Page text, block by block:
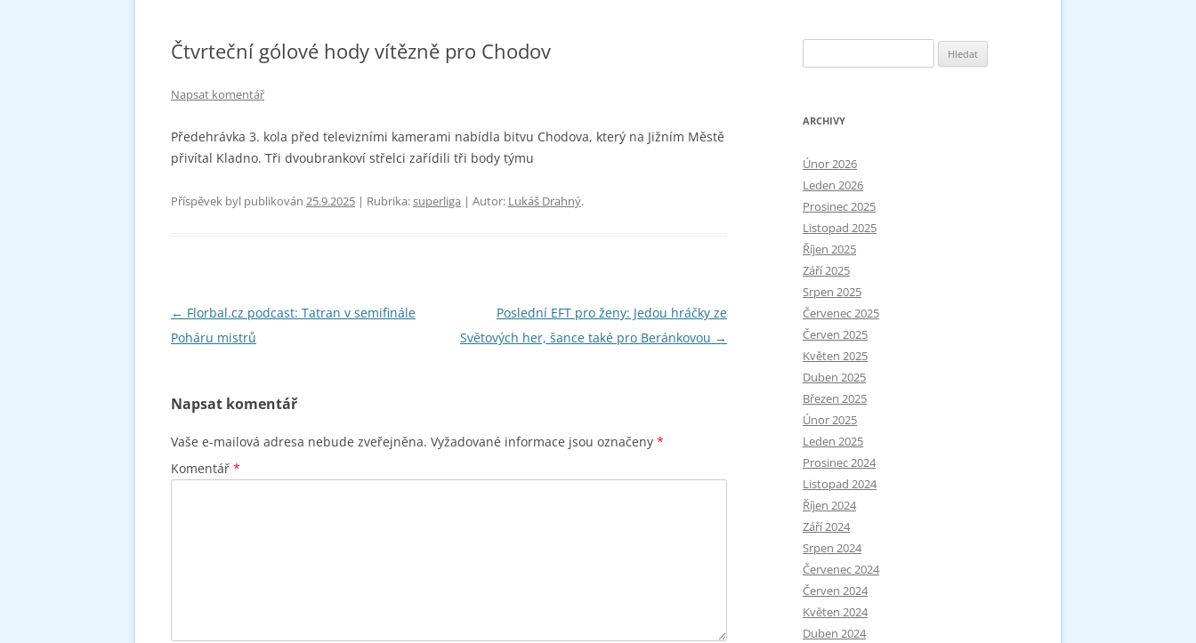
Čtvrteční gólové hody vítězně pro Chodov
Napsat komentář
Předehrávka 3. kola před televizními kamerami nabídla bitvu Chodova, který na Jižním Městě
přivítal Kladno. Tři dvoubrankoví střelci zařídili tři body týmu
Příspěvek byl publikován 25.9.2025 | Rubrika:superliga | Autor: Lukáš Drahný.
Navigace
pro
← Florbal.cz podcast: Tatran v semifinále
Poháru mistrů
Poslední EFT pro ženy: Jedou hráčky ze
Světových her, šance také pro Beránkovou →
Napsat komentář
Vaše e-mailová adresa nebude zveřejněna. Vyžadované informace jsou označeny *
Komentář *
ARCHIVY
Únor 2026
Leden 2026
Prosinec 2025
Listopad 2025
Říjen 2025
Září 2025
Srpen 2025
Červenec 2025
Červen 2025
Květen 2025
Duben 2025
Březen 2025
Únor 2025
Leden 2025
Prosinec 2024
Listopad 2024
Říjen 2024
Září 2024
Srpen 2024
Červenec 2024
Červen 2024
Květen 2024
Duben 2024